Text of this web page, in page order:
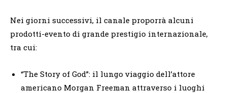
Nei giorni successivi, il canale proporrà alcuni
prodotti-evento di grande prestigio internazionale,
tra cui:
“The Story of God”: il lungo viaggio dell’attore
americano Morgan Freeman attraverso i luoghi